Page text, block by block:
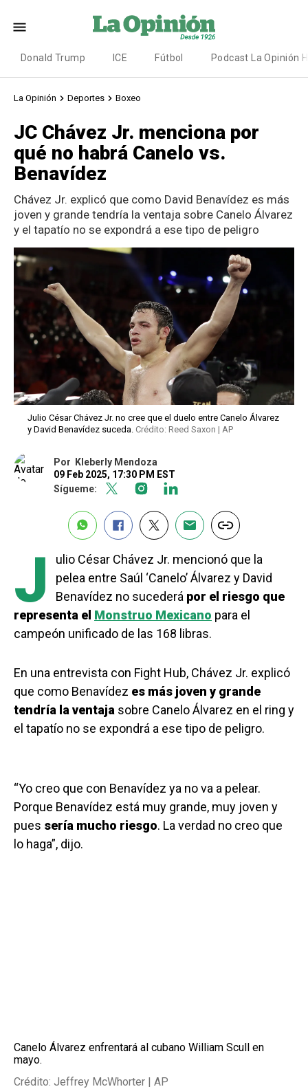
Donald Trump ICE Fútbol Podcast La Opinión
La Opinión Deportes Boxeo
JC Chávez Jr. menciona por
qué no habrá Canelo vs.
Benavídez
Chávez Jr. explicó que como David Benavídez es más
joven y grande tendría la ventaja sobre Canelo Álvarez
y el tapatío no se expondrá a ese tipo de peligro
Julio César Chávez Jr. no cree que el duelo entre Canelo Álvarez
y David Benavídez suceda. Crédito: Reed Saxon | AP
Por
Kleberly Mendoza
09 Feb 2025, 17:30 PM EST
Sígueme:
J
ulio César Chávez Jr. mencionó que la
pelea entre Saúl ‘Canelo’ Álvarez y David
Benavídez no sucederá por el riesgo que
representa el Monstruo Mexicano para el
campeón unificado de las 168 libras.
En una entrevista con Fight Hub, Chávez Jr. explicó
que como Benavídez es más joven y grande
tendría la ventaja sobre Canelo Álvarez en el ring y
el tapatío no se expondrá a ese tipo de peligro.
“Yo creo que con Benavídez ya no va a pelear.
Porque Benavídez está muy grande, muy joven y
pues sería mucho riesgo. La verdad no creo que
lo haga”, dijo.
Canelo Álvarez enfrentará al cubano William Scull en
mayo.
Crédito: Jeffrey McWhorter | AP